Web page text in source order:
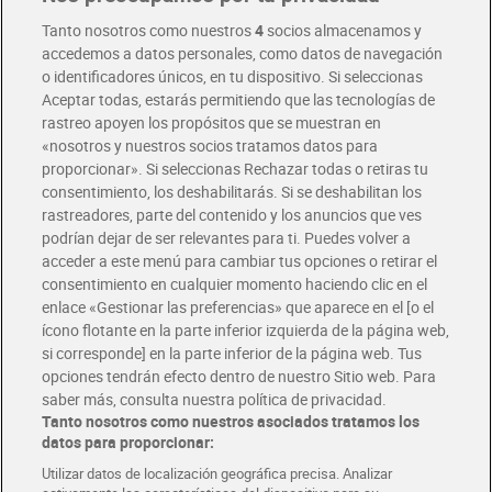
Envío gratis por compras superiores a 100€
Envío estandar por 4,99€
Glovo y Uber Eats
Solicita tu factura de Glovo o Uber Eats
Únete al CLUB Dia
Disfruta las ventajas y ofertas exclusivas.
Descárgate la APP Dia
Folletos y Tiendas
Descubre las mejores ofertas y busca tu tienda más cercana
Tarjeta MaX Dia
Te devuelve hasta 8€/mes de tus compras.
¡Solicita tu tarjeta de crédito aquí!
Tanto nosotros como nuestros4socios almacenamos y
accedemos a datos personales, como datos de navegación
o identificadores únicos, en tu dispositivo. Si seleccionas
Aceptar todas, estarás permitiendo que las tecnologías de
rastreo apoyen los propósitos que se muestran en
«nosotros y nuestros socios tratamos datos para
proporcionar». Si seleccionas Rechazar todas o retiras tu
consentimiento, los deshabilitarás. Si se deshabilitan los
rastreadores, parte del contenido y los anuncios que ves
podrían dejar de ser relevantes para ti. Puedes volver a
acceder a este menú para cambiar tus opciones o retirar el
consentimiento en cualquier momento haciendo clic en el
enlace «Gestionar las preferencias» que aparece en el [o el
ícono flotante en la parte inferior izquierda de la página web,
si corresponde] en la parte inferior de la página web. Tus
opciones tendrán efecto dentro de nuestro Sitio web. Para
saber más, consulta nuestra política de privacidad.
Tanto nosotros como nuestros asociados tratamos los
datos para proporcionar:
Utilizar datos de localización geográfica precisa. Analizar